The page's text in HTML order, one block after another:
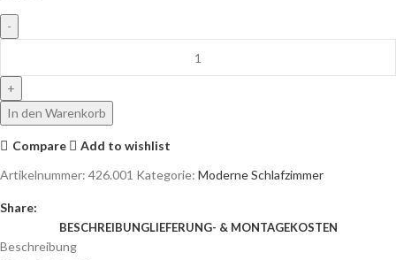
In den Warenkorb
Compare
Add to wishlist
Artikelnummer: 426.001 Kategorie: Moderne Schlafzimmer
Share:
BESCHREIBUNGLIEFERUNG- & MONTAGEKOSTEN
Beschreibung